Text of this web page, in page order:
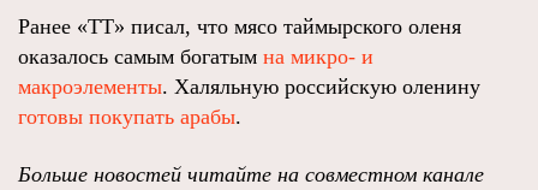
Ранее «ТТ» писал, что мясо таймырского оленя
оказалось самым богатым на микро- и
макроэлементы. Халяльную российскую оленину
готовы покупать арабы.
Больше новостей читайте на совместном канале